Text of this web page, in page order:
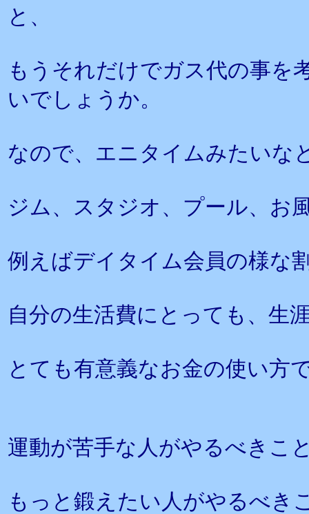
と、
もうそれだけでガス代の事を
いでしょうか。
なので、エニタイムみたいな
ジム、スタジオ、プール、お
例えばデイタイム会員の様な
自分の生活費にとっても、生
とても有意義なお金の使い方
運動が苦手な人がやるべきこ
もっと鍛えたい人がやるべき